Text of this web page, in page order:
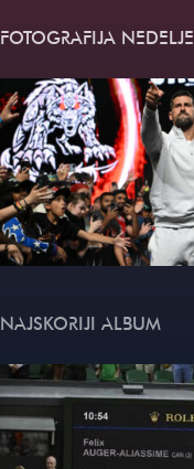
FOTOGRAFIJA NEDELJE
NAJSKORIJI ALBUM